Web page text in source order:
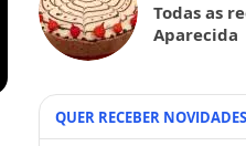
Todas as
Aparecida
QUER RECEBER